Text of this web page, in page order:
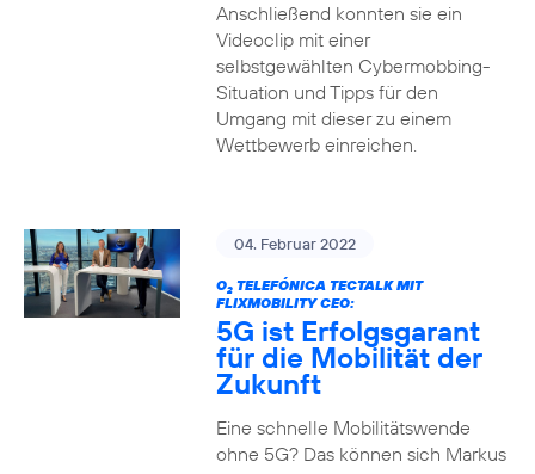
Anschließend konnten sie ein
Videoclip mit einer
selbstgewählten Cybermobbing-
Situation und Tipps für den
Umgang mit dieser zu einem
Wettbewerb einreichen.
04. Februar 2022
O2TELEFÓNICA TECTALK MIT
FLIXMOBILITY CEO:
5G ist Erfolgsgarant
für die Mobilität der
Zukunft
Eine schnelle Mobilitätswende
ohne 5G? Das können sich Markus